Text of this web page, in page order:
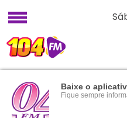
Baixe o
Fique sempre